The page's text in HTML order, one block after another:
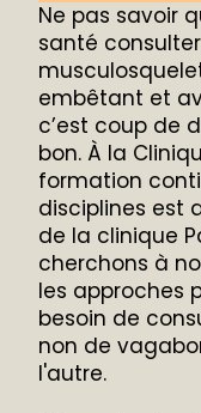
Ne pas savoir
santé
embêtant et
c’est coup de
bon. À la
formation
disciplines est
de la clinique
cherchons à
les approches
besoin de
non de
l'autre.